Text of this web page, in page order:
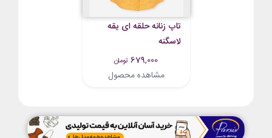
تاپ زنانه حلقه ای یقه
لاسگنه
679,000 تومان
مشاهده محصول